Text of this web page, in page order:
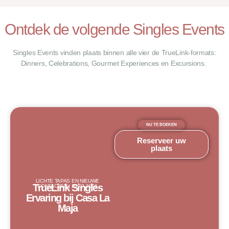
Ontdek de volgende Singles Events
Singles Events vinden plaats binnen alle vier de TrueLink-formats:
Dinners, Celebrations, Gourmet Experiences en Excursions.
LICHTE TAPAS EN NIEUWE
CONTACTEN | 29.07.2026
TrueLink Singles
Ervaring bij Casa La
Maja
NU TE BOEKEN
Reserveer uw
plaats